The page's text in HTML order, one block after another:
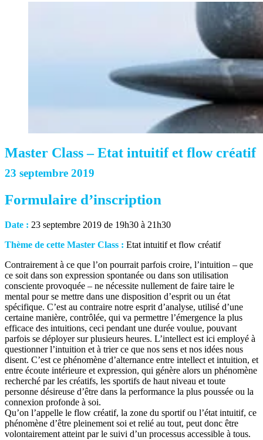
Master Class – Etat intuitif et flow créatif
23 septembre 2019
Formulaire d’inscription
Date : 23 septembre 2019 de 19h30 à 21h30
Thème de cette Master Class : Etat intuitif et flow créatif
Contrairement à ce que l’on pourrait parfois croire, l’intuition – que
ce soit dans son expression spontanée ou dans son utilisation
consciente provoquée – ne nécessite nullement de faire taire le
mental pour se mettre dans une disposition d’esprit ou un état
spécifique. C’est au contraire notre esprit d’analyse, utilisé d’une
certaine manière, contrôlée, qui va permettre l’émergence la plus
efficace des intuitions, ceci pendant une durée voulue, pouvant
parfois se déployer sur plusieurs heures. L’intellect est ici employé à
questionner l’intuition et à trier ce que nos sens et nos idées nous
disent. C’est ce phénomène d’alternance entre intellect et intuition, et
entre écoute intérieure et expression, qui génère alors un phénomène
recherché par les créatifs, les sportifs de haut niveau et toute
personne désireuse d’être dans la performance la plus poussée ou la
connexion profonde à soi.
Qu’on l’appelle le flow créatif, la zone du sportif ou l’état intuitif, ce
phénomène d’être pleinement soi et relié au tout, peut donc être
volontairement atteint par le suivi d’un processus accessible à tous.